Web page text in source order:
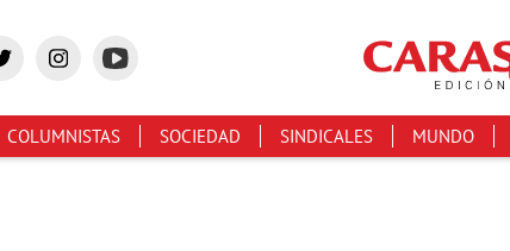
COLUMNISTAS SOCIEDAD SINDICALES MUNDO